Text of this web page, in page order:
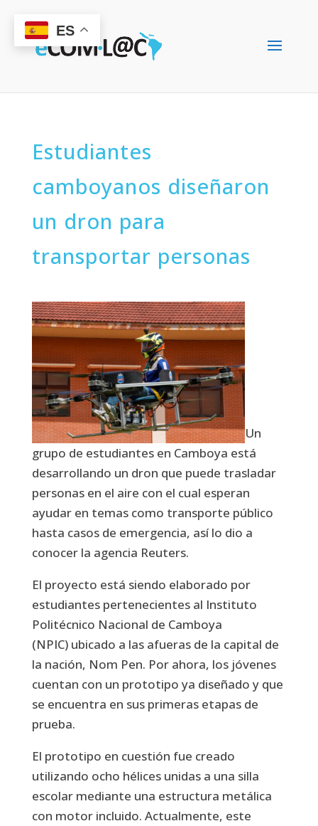
Estudiantes
camboyanos diseñaron
un dron para
transportar personas
Un
grupo de estudiantes en Camboya está
desarrollando un dron que puede trasladar
personas en el aire con el cual esperan
ayudar en temas como transporte público
hasta casos de emergencia, así lo dio a
conocer la agencia Reuters.
El proyecto está siendo elaborado por
estudiantes pertenecientes al Instituto
Politécnico Nacional de Camboya
(NPIC) ubicado a las afueras de la capital de
la nación, Nom Pen. Por ahora, los jóvenes
cuentan con un prototipo ya diseñado y que
se encuentra en sus primeras etapas de
prueba.
El prototipo en cuestión fue creado
utilizando ocho hélices unidas a una silla
escolar mediante una estructura metálica
con motor incluido. Actualmente, este
ES